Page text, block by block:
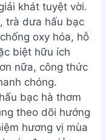
khát tuyệt vời.
trà dưa hấu bạc
oxy hóa, hỗ
biệt hữu ích
nữa, công thức
chóng.
bạc hà thơm
theo dõi hướng
hương vị mùa